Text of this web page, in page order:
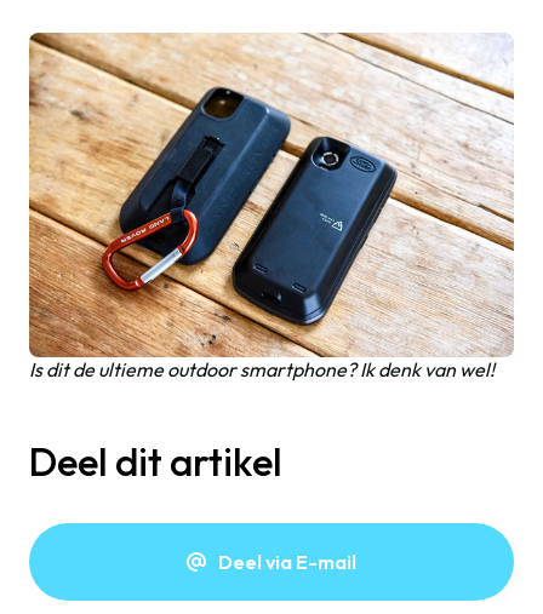
Is dit de ultieme outdoor smartphone? Ik denk van wel!
Deel dit artikel
Deel via E-mail